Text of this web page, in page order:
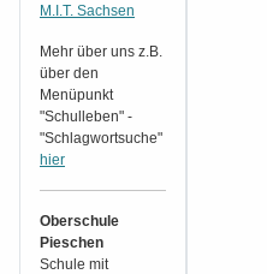
M.I.T. Sachsen
Mehr über uns z.B.
über den
Menüpunkt
"Schulleben" -
"Schlagwortsuche"
hier
Oberschule
Pieschen
Schule mit